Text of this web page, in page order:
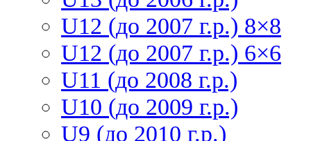
U12 (до 2007 г.р.) 8×8
U12 (до 2007 г.р.) 6×6
U11 (до 2008 г.р.)
U10 (до 2009 г.р.)
U9 (до 2010 г.р.)